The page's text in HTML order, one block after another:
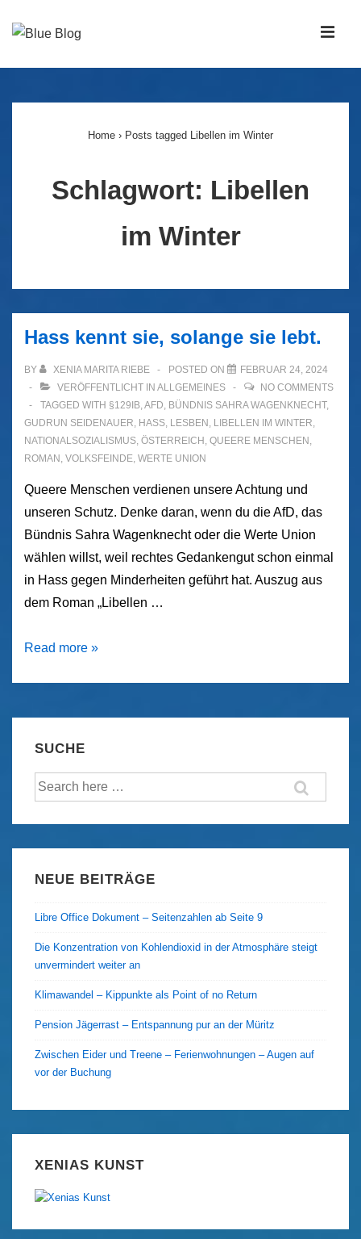
Zum
Navigation
Home › Posts tagged Libellen im Winter
Schlagwort: Libellen
im Winter
Hass kennt sie, solange sie lebt.
BY XENIA MARITA RIEBE POSTED ON
FEBRUAR 24, 2024
VERÖFFENTLICHT IN ALLGEMEINES
NO COMMENTS
TAGGED WITH §129IB,AFD, BÜNDNIS SAHRA WAGENKNECHT,
GUDRUN SEIDENAUER, HASS, LESBEN , LIBELLEN IM WINTER,
NATIONALSOZIALISMUS, ÖSTERREICH , QUEERE MENSCHEN ,
ROMAN , VOLKSFEINDE, WERTE UNION
Queere Menschen verdienen unsere Achtung und
unseren Schutz. Denke daran, wenn du die AfD, das
Bündnis Sahra Wagenknecht oder die Werte Union
wählen willst, weil rechtes Gedankengut schon einmal
in Hass gegen Minderheiten geführt hat. Auszug aus
dem Roman „Libellen …
Hass
solange
Read more »
SUCHE
Suche
NEUE BEITRÄGE
Libre Office Dokument – Seitenzahlen ab Seite 9
Die Konzentration von Kohlendioxid in der Atmosphäre steigt
unvermindert weiter an
Klimawandel – Kippunkte als Point of no Return
Pension Jägerrast – Entspannung pur an der Müritz
Zwischen Eider und Treene – Ferienwohnungen – Augen auf
vor der Buchung
XENIAS KUNST